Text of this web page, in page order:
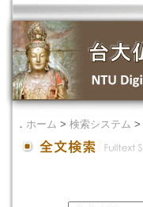
． ホーム > 検索システム >